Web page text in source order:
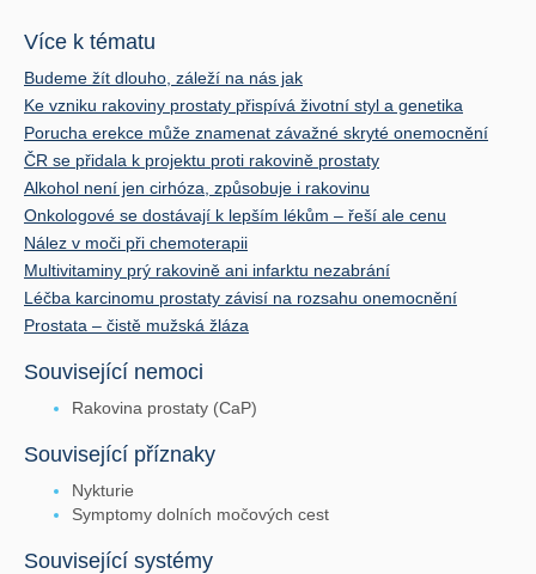
Více k tématu
Budeme žít dlouho, záleží na nás jak
Ke vzniku rakoviny prostaty přispívá životní styl a genetika
Porucha erekce může znamenat závažné skryté onemocnění
ČR se přidala k projektu proti rakovině prostaty
Alkohol není jen cirhóza, způsobuje i rakovinu
Onkologové se dostávají k lepším lékům – řeší ale cenu
Nález v moči při chemoterapii
Multivitaminy prý rakovině ani infarktu nezabrání
Léčba karcinomu prostaty závisí na rozsahu onemocnění
Prostata – čistě mužská žláza
Související nemoci
Rakovina prostaty (CaP)
Související příznaky
Nykturie
Symptomy dolních močových cest
Související systémy